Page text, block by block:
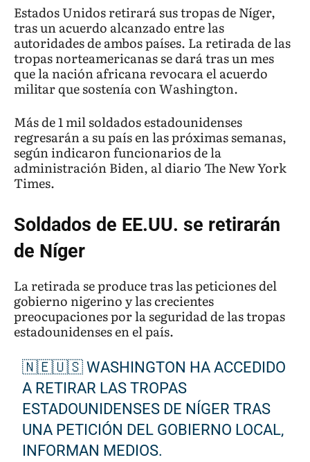
Estados Unidos retirará sus tropas de Níger,
tras un acuerdo alcanzado entre las
autoridades de ambos países. La retirada de las
tropas norteamericanas se dará tras un mes
que la nación africana revocara el acuerdo
militar que sostenía con Washington.
Más de 1 mil soldados estadounidenses
regresarán a su país en las próximas semanas,
según indicaron funcionarios de la
administración Biden, al diario The New York
Times.
Soldados de EE.UU. se retirarán
de Níger
La retirada se produce tras las peticiones del
gobierno nigerino y las crecientes
preocupaciones por la seguridad de las tropas
estadounidenses en el país.
🇳🇪🇺🇸 WASHINGTON HA ACCEDIDO
A RETIRAR LAS TROPAS
ESTADOUNIDENSES DE NÍGER TRAS
UNA PETICIÓN DEL GOBIERNO LOCAL,
INFORMAN MEDIOS.